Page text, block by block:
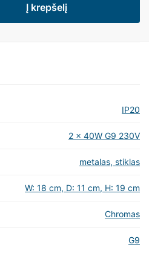
Į krepšelį
IP20
2 x 40W G9 230V
metalas, stiklas
W: 18 cm, D: 11 cm, H: 19 cm
Chromas
G9